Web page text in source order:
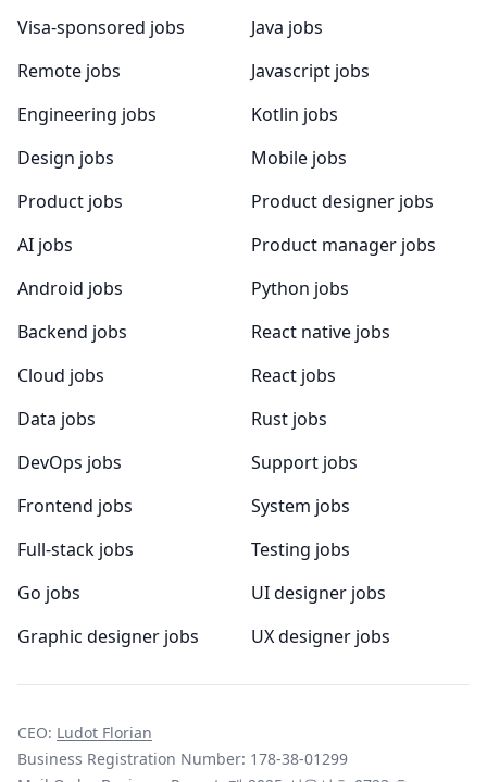
Visa-sponsored jobs
Remote jobs
Engineering jobs
Design jobs
Product jobs
AI jobs
Android jobs
Backend jobs
Cloud jobs
Data jobs
DevOps jobs
Frontend jobs
Full-stack jobs
Go jobs
Graphic designer jobs
Java jobs
Javascript jobs
Kotlin jobs
Mobile jobs
Product designer jobs
Product manager jobs
Python jobs
React native jobs
React jobs
Rust jobs
Support jobs
System jobs
Testing jobs
UI designer jobs
UX designer jobs
CEO: Ludot Florian
Business Registration Number: 178-38-01299